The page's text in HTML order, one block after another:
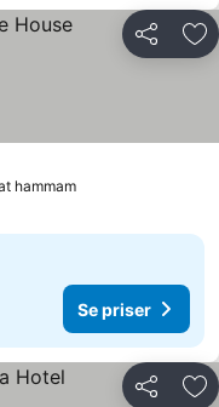
Del
hammam
Se priser
Del